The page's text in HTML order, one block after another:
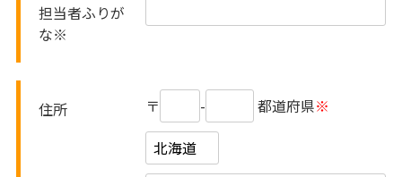
担当者ふりが
な※
住所 〒 - 都道府県※